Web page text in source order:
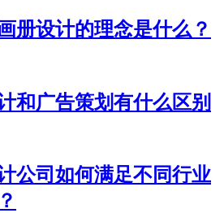
册设计的理念是什么？
和广告策划有什么区别
公司如何满足不同行业